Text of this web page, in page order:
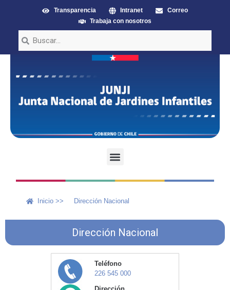
Transparencia Intranet
Correo
Trabaja con nosotros
Inicio >> Dirección Nacional
Dirección Nacional
Teléfono
226 545 000